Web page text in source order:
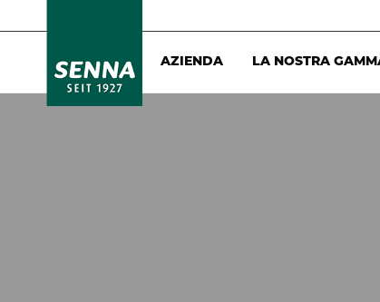
AZIENDA LA NOSTRA